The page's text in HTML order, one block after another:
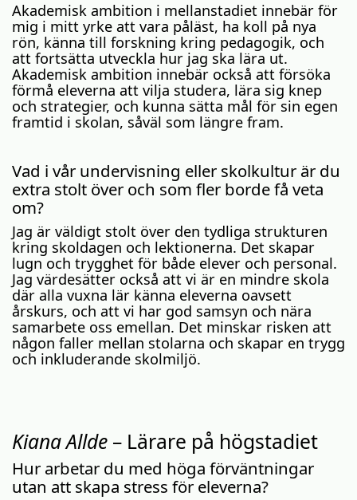
Akademisk ambition i mellanstadiet innebär för
mig i mitt yrke att vara påläst, ha koll på nya
rön, känna till forskning kring pedagogik, och
att fortsätta utveckla hur jag ska lära ut.
Akademisk ambition innebär också att försöka
förmå eleverna att vilja studera, lära sig knep
och strategier, och kunna sätta mål för sin egen
framtid i skolan, såväl som längre fram.
Vad i vår undervisning eller skolkultur är du
extra stolt över och som fler borde få veta
om?
Jag är väldigt stolt över den tydliga strukturen
kring skoldagen och lektionerna. Det skapar
lugn och trygghet för både elever och personal.
Jag värdesätter också att vi är en mindre skola
där alla vuxna lär känna eleverna oavsett
årskurs, och att vi har god samsyn och nära
samarbete oss emellan. Det minskar risken att
någon faller mellan stolarna och skapar en trygg
och inkluderande skolmiljö.
Kiana Allde – Lärare på högstadiet
Hur arbetar du med höga förväntningar
utan att skapa stress för eleverna?